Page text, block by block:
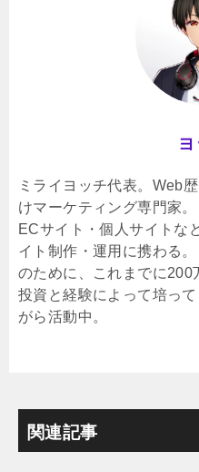
ミライヨッチ代表。Web
けマーケティング専門家
ECサイト・個人サイトな
イト制作・運用に携わる
のために、これまでに200
投資と経験によって培っ
がら活動中。
関連記事